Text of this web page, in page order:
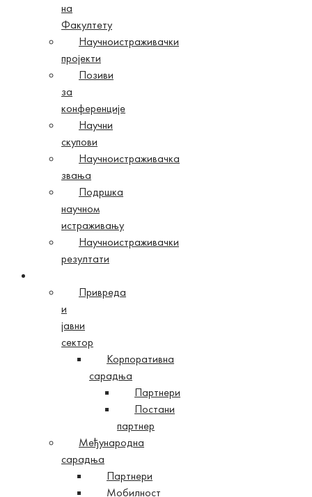
на
Факултету
Научноистраживачки
пројекти
Позиви
за
конференције
Научни
скупови
Научноистраживачка
звања
Подршка
научном
истраживању
Научноистраживачки
резултати
Привреда
и
јавни
сектор
Корпоративна
сарадња
Партнери
Постани
партнер
Међународна
сарадња
Партнери
Мобилност